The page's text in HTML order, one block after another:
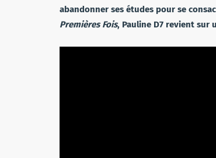
abandonner ses études pour se
Premières Fois, Pauline D7 revient sur